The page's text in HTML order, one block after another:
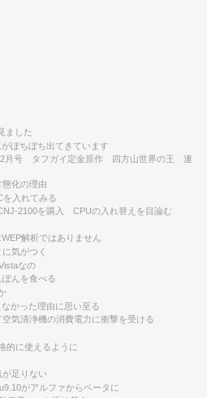
ました
ぼちぼち出てきています
月号 タフガイ定金原作 四方山世界の王 連
化の理由
入れてみる
2100を購入 CPUの入れ替えを目論む
解析ではありません
気がつく
なの
んを食べる
かった理由に思い至る
気清浄機の消費電力に衝撃を受ける
的に使えるように
足りない
がアルファからベータに